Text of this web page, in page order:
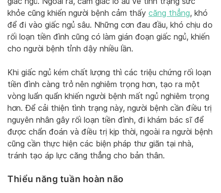
khỏe cũng khiến người bệnh cảm thấy căng thẳng, khó
để đi vào giấc ngủ sâu. Những cơn đau đầu, khó chịu do
rối loạn tiền đình cũng có làm gián đoạn giấc ngủ, khiến
cho người bệnh tỉnh dậy nhiều lần.
Khi giấc ngủ kém chất lượng thì các triệu chứng rối loạn
tiền đình càng trở nên nghiêm trọng hơn, tạo ra một
vòng luẩn quẩn khiến người bệnh mất ngủ nghiêm trọng
hơn. Để cải thiện tình trạng này, người bệnh cần điều trị
nguyên nhân gây rối loạn tiền đình, đi khám bác sĩ để
được chẩn đoán và điều trị kịp thời, ngoài ra người bệnh
cũng cần thực hiện các biện pháp thư giãn tại nhà,
tránh tạo áp lực căng thẳng cho bản thân.
Thiểu năng tuần hoàn não